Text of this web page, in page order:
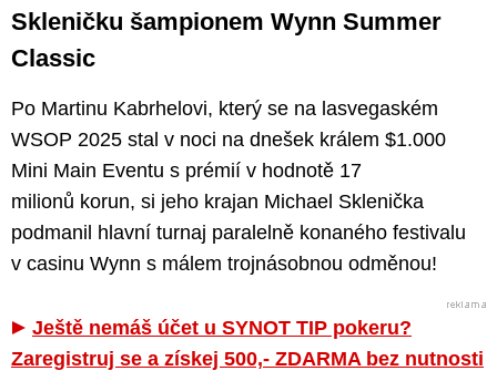
Skleničku šampionem Wynn Summer
Classic
Po Martinu Kabrhelovi, který se na lasvegaském
WSOP 2025 stal v noci na dnešek králem $1.000
Mini Main Eventu s prémií v hodnotě 17
milionů korun, si jeho krajan Michael Sklenička
podmanil hlavní turnaj paralelně konaného festivalu
v casinu Wynn s málem trojnásobnou odměnou!
Ještě nemáš účet u SYNOT TIP pokeru?
Zaregistruj se a získej 500,- ZDARMA bez nutnosti